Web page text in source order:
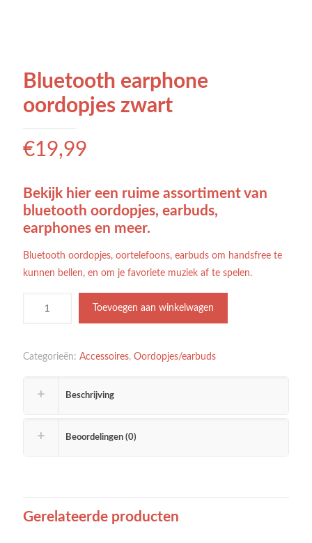
Bluetooth earphone
oordopjes zwart
€19,99
Bekijk hier een ruime assortiment van
bluetooth oordopjes, earbuds,
earphones en meer.
Bluetooth oordopjes, oortelefoons, earbuds om handsfree te
kunnen bellen, en om je favoriete muziek af te spelen.
Toevoegen aan winkelwagen
Categorieën: Accessoires, Oordopjes/earbuds
Beschrijving
Beoordelingen (0)
Gerelateerde producten